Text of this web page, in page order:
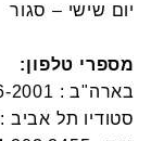
יום שישי – סגור
מספרי טלפון:
בארה"ב :
סטודיו תל אביב :